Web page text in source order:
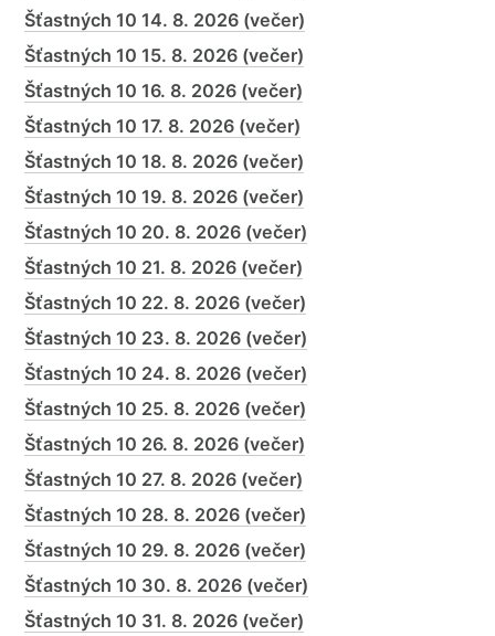
Šťastných 10 14. 8. 2026 (večer)
Šťastných 10 15. 8. 2026 (večer)
Šťastných 10 16. 8. 2026 (večer)
Šťastných 10 17. 8. 2026 (večer)
Šťastných 10 18. 8. 2026 (večer)
Šťastných 10 19. 8. 2026 (večer)
Šťastných 10 20. 8. 2026 (večer)
Šťastných 10 21. 8. 2026 (večer)
Šťastných 10 22. 8. 2026 (večer)
Šťastných 10 23. 8. 2026 (večer)
Šťastných 10 24. 8. 2026 (večer)
Šťastných 10 25. 8. 2026 (večer)
Šťastných 10 26. 8. 2026 (večer)
Šťastných 10 27. 8. 2026 (večer)
Šťastných 10 28. 8. 2026 (večer)
Šťastných 10 29. 8. 2026 (večer)
Šťastných 10 30. 8. 2026 (večer)
Šťastných 10 31. 8. 2026 (večer)